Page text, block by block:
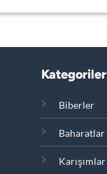
Kategoriler
Biberler
Baharatlar
Karışımlar